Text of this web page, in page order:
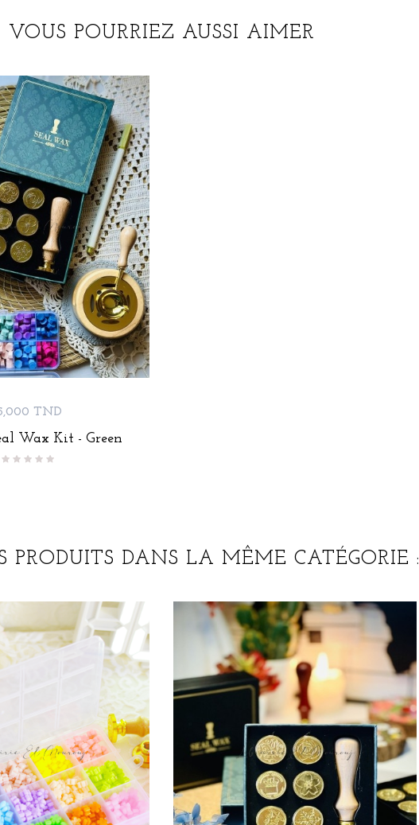
VOUS POURRIEZ AUSSI AIMER
TND
Wax Kit - Green
PRODUITS DANS LA MÊME CATÉGORIE :